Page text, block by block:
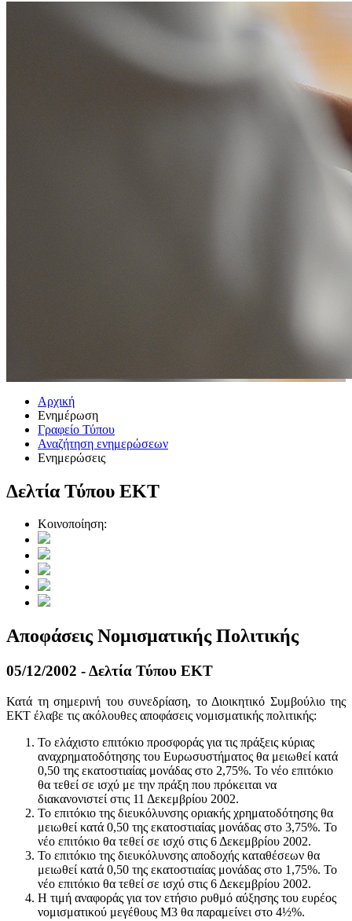
Αρχική
Ενημέρωση
Γραφείο Τύπου
Αναζήτηση ενημερώσεων
Ενημερώσεις
Δελτία Τύπου ΕΚΤ
Κοινοποίηση:
Αποφάσεις Νομισματικής Πολιτικής
05/12/2002 - Δελτία Τύπου ΕΚΤ
Κατά τη σημερινή του συνεδρίαση, το Διοικητικό Συμβούλιο της
ΕΚΤ έλαβε τις ακόλουθες αποφάσεις νομισματικής πολιτικής:
Το ελάχιστο επιτόκιο προσφοράς για τις πράξεις κύριας
αναχρηματοδότησης του Ευρωσυστήματος θα μειωθεί κατά
0,50 της εκατοστιαίας μονάδας στο 2,75%. Το νέο επιτόκιο
θα τεθεί σε ισχύ με την πράξη που πρόκειται να
διακανονιστεί στις 11 Δεκεμβρίου 2002.
Το επιτόκιο της διευκόλυνσης οριακής χρηματοδότησης θα
μειωθεί κατά 0,50 της εκατοστιαίας μονάδας στο 3,75%. Το
νέο επιτόκιο θα τεθεί σε ισχύ στις 6 Δεκεμβρίου 2002.
Το επιτόκιο της διευκόλυνσης αποδοχής καταθέσεων θα
μειωθεί κατά 0,50 της εκατοστιαίας μονάδας στο 1,75%. Το
νέο επιτόκιο θα τεθεί σε ισχύ στις 6 Δεκεμβρίου 2002.
Η τιμή αναφοράς για τον ετήσιο ρυθμό αύξησης του ευρέος
νομισματικού μεγέθους Μ3 θα παραμείνει στο 4½%.